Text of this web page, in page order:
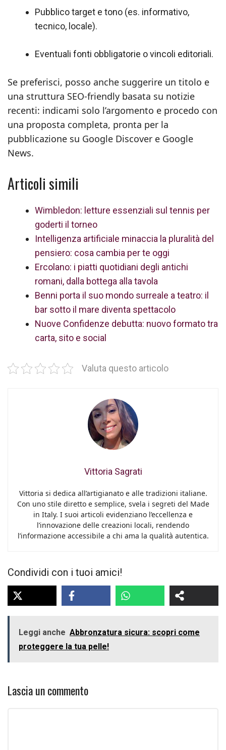
Pubblico target e tono (es. informativo,
tecnico, locale).
Eventuali fonti obbligatorie o vincoli editoriali.
Se preferisci, posso anche suggerire un titolo e
una struttura SEO-friendly basata su notizie
recenti: indicami solo l’argomento e procedo con
una proposta completa, pronta per la
pubblicazione su Google Discover e Google
News.
Articoli simili
Wimbledon: letture essenziali sul tennis per
goderti il torneo
Intelligenza artificiale minaccia la pluralità del
pensiero: cosa cambia per te oggi
Ercolano: i piatti quotidiani degli antichi
romani, dalla bottega alla tavola
Benni porta il suo mondo surreale a teatro: il
bar sotto il mare diventa spettacolo
Nuove Confidenze debutta: nuovo formato tra
carta, sito e social
Valuta questo articolo
Vittoria Sagrati
Vittoria si dedica all’artigianato e alle tradizioni italiane.
Con uno stile diretto e semplice, svela i segreti del Made
in Italy. I suoi articoli evidenziano l’eccellenza e
l’innovazione delle creazioni locali, rendendo
l’informazione accessibile a chi ama la qualità autentica.
Condividi con i tuoi amici!
Leggi anche Abbronzatura sicura: scopri come
proteggere la tua pelle!
Lascia un commento